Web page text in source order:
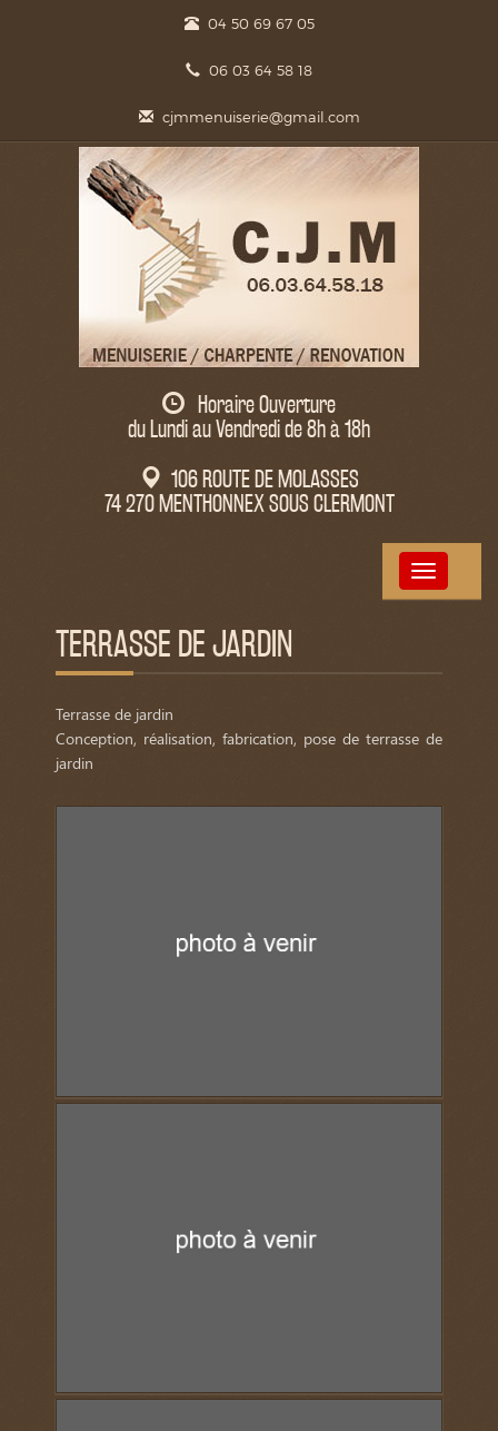
04 50 69 67 05
06 03 64 58 18
cjmmenuiserie@gmail.com
Horaire Ouverture
du Lundi au Vendredi de 8h à 18h
106 ROUTE DE MOLASSES
74 270 MENTHONNEX SOUS CLERMONT
Toggle
navigation
TERRASSE DE JARDIN
Terrasse de jardin
Conception, réalisation, fabrication, pose de terrasse de
jardin